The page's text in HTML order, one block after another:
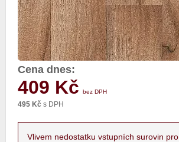
Cena dnes:
409 Kč bez DPH
495 Kč s DPH
Vlivem nedostatku vstupních surovin pro